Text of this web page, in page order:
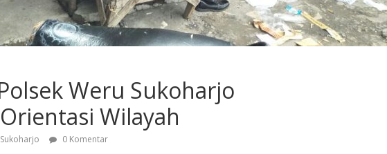
Weru Sukoharjo
Wilayah
0 Komentar